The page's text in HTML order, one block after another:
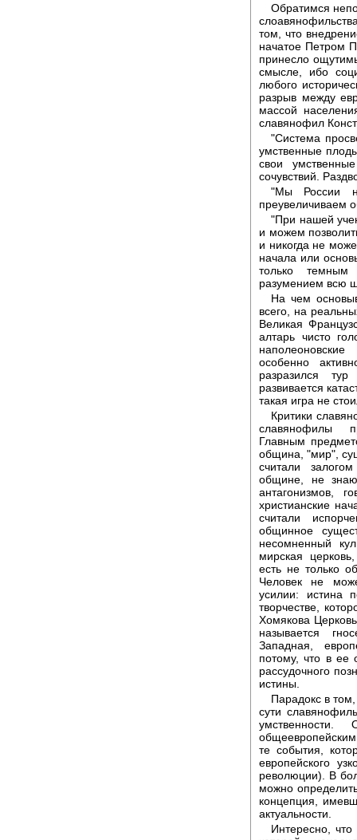
Обратимся
том, что
начатое Петром
принесло
смысле, ибо
любого
разрыв между
массой
славянофил
"Система
умственные
свои
сочувствий.
"Мы России
преувеличиваем
"При нашей
и можем
и никогда не
начала или
только
разумением всю
На чем
всего, на
Великая
алтарь чисто
особенно
разразился
развивается
такая игра не
Критики
славянофилы
Главным
община, "мир",
считали
общине, не
антагонизмов,
христианские
считали
общинное
несомненный
мирская
есть не только
Человек не
усилии: истина
творчестве,
Хомякова
называется
Западная,
потому, что в ее
рассудочного
истины.
Парадокс в
сути
те события,
европейского
революции). В
можно
концепция,
актуальности.
Интересно,